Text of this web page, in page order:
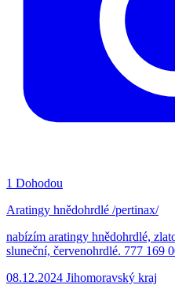
1 Dohodou
Aratingy hnědohrdlé /pertinax/
nabízím aratingy hnědohrdlé,
sluneční, červenohrdlé. 777 169
08.12.2024 Jihomoravský kraj